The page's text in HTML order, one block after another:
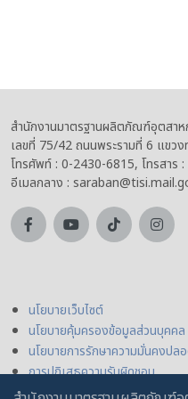
สำนักงานมาตรฐานผลิตภัณฑ์อุตสาห
เลขที่ 75/42 ถนนพระรามที่ 6 แขว
โทรศัพท์ : 0-2430-6815, โทรสาร
อีเมลกลาง :
นโยบายเว็บไซต์
นโยบายคุ้มครองข้อมูลส่วนบุคคล
นโยบายการรักษาความมั่นคงปล
การปฏิเสธความรับผิดชอบ